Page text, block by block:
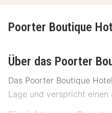
Poorter Boutique
Über das Poorter
Das Poorter Boutique
Lage und verspricht einen